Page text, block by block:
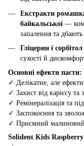
Екстракти
байкальської —
запалення та
Гліцерин і сорбітол
сухості й
Основні ефекти пасти:
✓ Делікатне, але
✓ Захист від карієсу та
✓ Ремінералізація та
✓ Заспокоєння та
✓ Приємний малиновий
Solident Kids Raspberry